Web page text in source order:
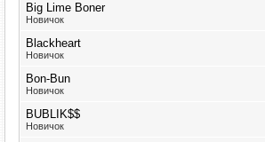
Big Lime Boner
Новичок
Blackheart
Новичок
Bon-Bun
Новичок
BUBLIK$$
Новичок